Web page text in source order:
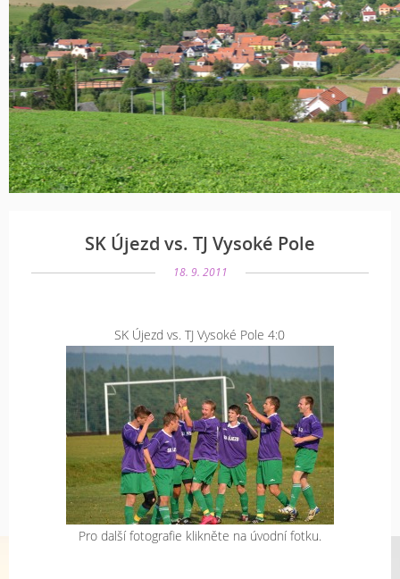
SK Újezd vs. TJ Vysoké Pole
18. 9. 2011
SK Újezd vs. TJ Vysoké Pole 4:0
Pro další fotografie klikněte na úvodní fotku.